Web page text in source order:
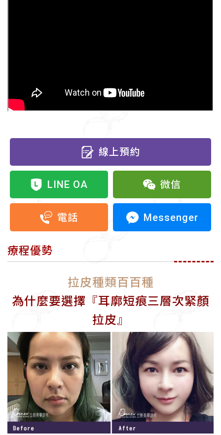
線上預約
LINE OA 微信
電話 Messenger
療程優勢
拉皮種類百百種
為什麼要選擇『耳廓短痕三層次緊顏
拉皮』